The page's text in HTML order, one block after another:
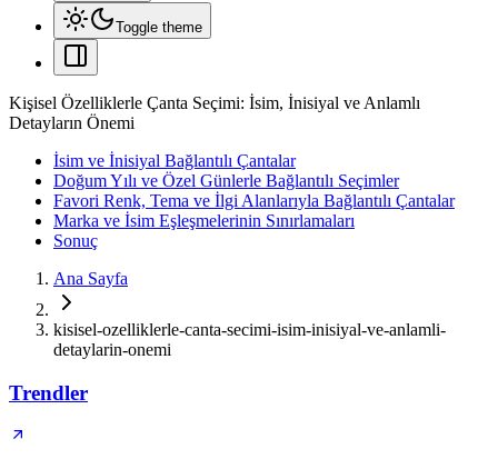
Toggle theme
Kişisel Özelliklerle Çanta Seçimi: İsim, İnisiyal ve Anlamlı
Detayların Önemi
İsim ve İnisiyal Bağlantılı Çantalar
Doğum Yılı ve Özel Günlerle Bağlantılı Seçimler
Favori Renk, Tema ve İlgi Alanlarıyla Bağlantılı Çantalar
Marka ve İsim Eşleşmelerinin Sınırlamaları
Sonuç
Ana Sayfa
kisisel-ozelliklerle-canta-secimi-isim-inisiyal-ve-anlamli-
detaylarin-onemi
Trendler